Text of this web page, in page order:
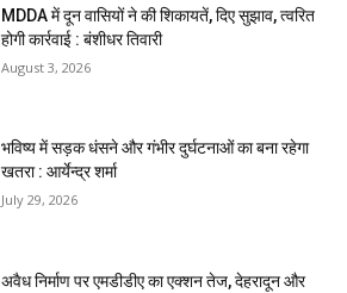
MDDA में दून वासियों ने की शिकायतें, दिए सुझाव, त्वरित
होगी कार्रवाई : बंशीधर तिवारी
August 3, 2026
भविष्य में सड़क धंसने और गंभीर दुर्घटनाओं का बना रहेगा
खतरा : आर्येन्द्र शर्मा
July 29, 2026
अवैध निर्माण पर एमडीडीए का एक्शन तेज, देहरादून और